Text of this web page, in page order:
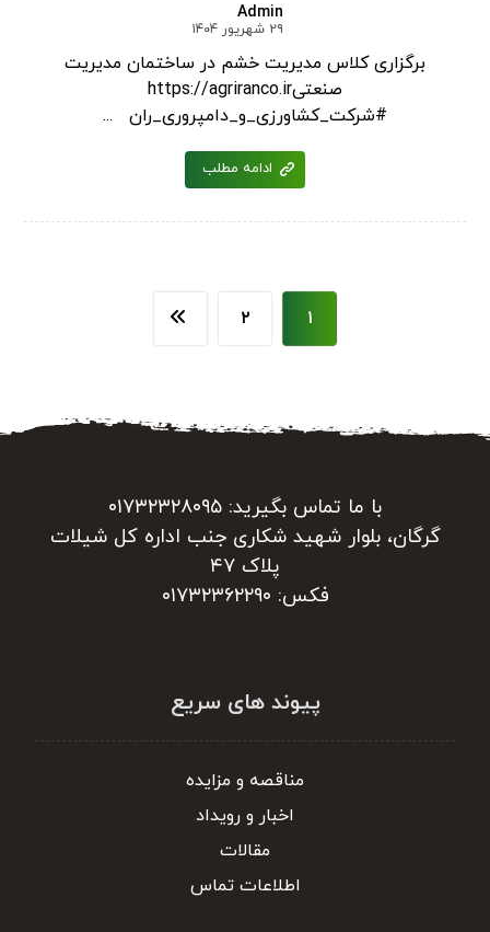
Admin
۲۹ شهریور ۱۴۰۴
برگزاری کلاس مدیریت خشم در ساختمان مدیریت
صنعتیhttps://agriranco.ir
#شرکت_کشاورزی_و_دامپروری_ران ...
ادامه مطلب
۱ ۲
با ما تماس بگیرید: ۰۱۷۳۲۳۲۸۰۹۵
گرگان، بلوار شهید شکاری جنب اداره کل شیلات
پلاک ۴۷
فکس: ۰۱۷۳۲۳۶۲۲۹۰
پیوند های سریع
مناقصه و مزایده
اخبار و رویداد
مقالات
اطلاعات تماس